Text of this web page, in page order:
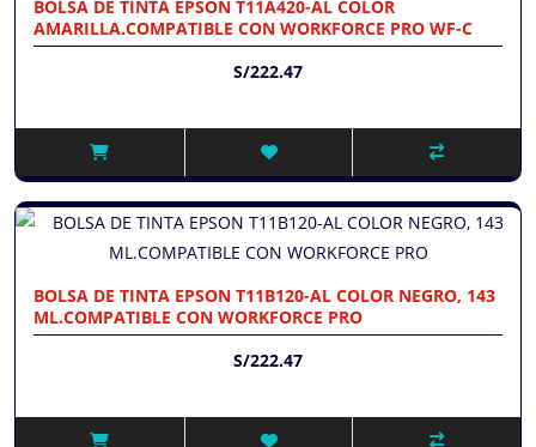
BOLSA DE TINTA EPSON T11A420-AL COLOR
AMARILLA.COMPATIBLE CON WORKFORCE PRO WF-C
S/222.47
BOLSA DE TINTA EPSON T11B120-AL COLOR NEGRO, 143
ML.COMPATIBLE CON WORKFORCE PRO
S/222.47